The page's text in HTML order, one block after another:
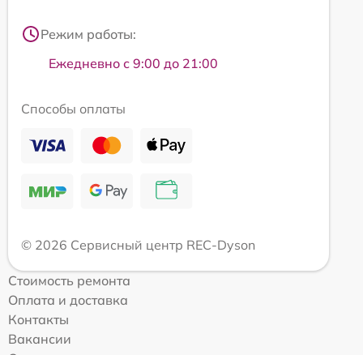
Режим работы:
Ежедневно с 9:00 до 21:00
Способы оплаты
© 2026 Сервисный центр REC-Dyson
Стоимость ремонта
Оплата и доставка
Контакты
Вакансии